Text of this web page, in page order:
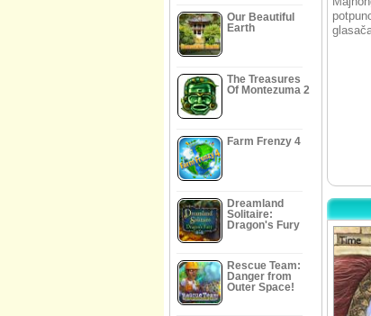
Our Beautiful
Earth
The Treasures
Of Montezuma 2
Farm Frenzy 4
Dreamland
Solitaire:
Dragon's Fury
Rescue Team:
Danger from
Outer Space!